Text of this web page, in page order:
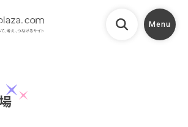
Menu